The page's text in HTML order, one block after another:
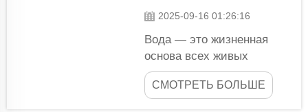
2025-09-16 01:26:16
Вода — это жизненная
основа всех живых
существ на планете.
Промышленные
СМОТРЕТЬ БОЛЬШЕ